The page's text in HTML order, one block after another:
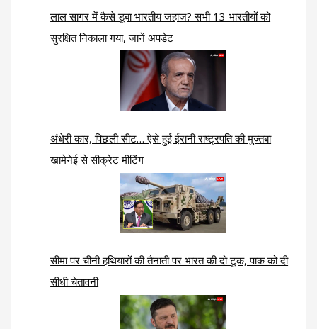
लाल सागर में कैसे डूबा भारतीय जहाज? सभी 13 भारतीयों को
सुरक्षित निकाला गया, जानें अपडेट
अंधेरी कार, पिछली सीट… ऐसे हुई ईरानी राष्ट्रपति की मुज्तबा
खामेनेई से सीक्रेट मीटिंग
सीमा पर चीनी हथियारों की तैनाती पर भारत की दो टूक, पाक को दी
सीधी चेतावनी